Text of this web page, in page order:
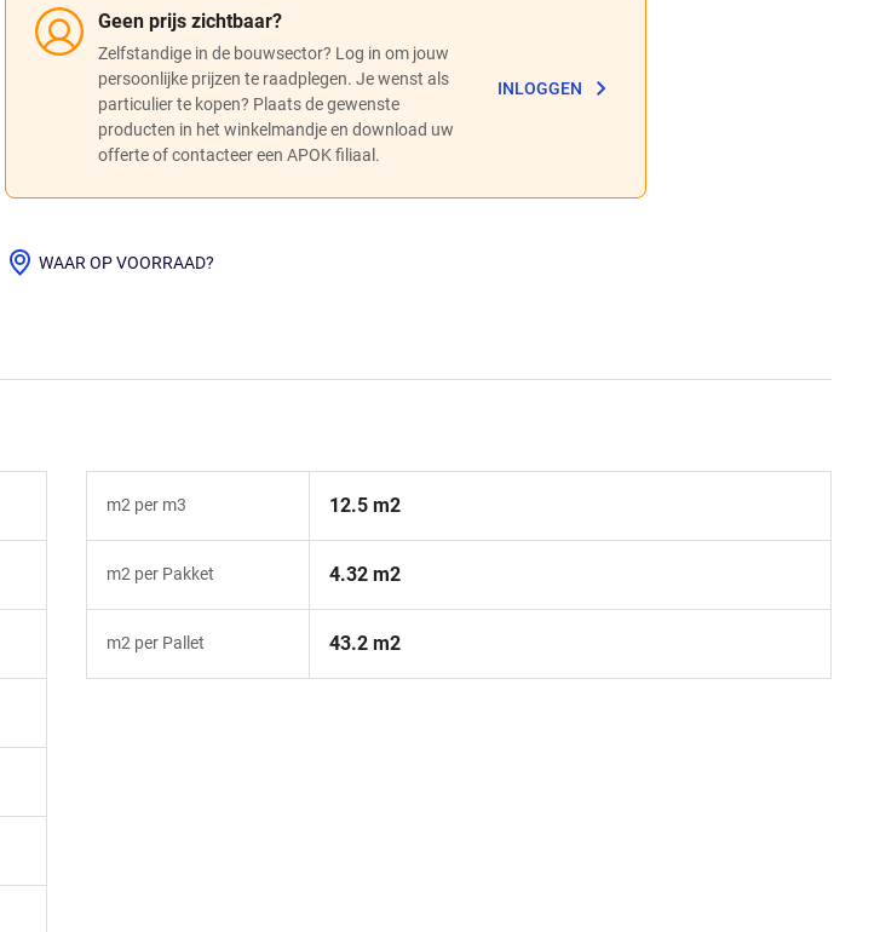
Geen prijs zichtbaar?
Zelfstandige in de bouwsector? Log in om jouw
persoonlijke prijzen te raadplegen. Je wenst als
particulier te kopen? Plaats de gewenste
producten in het winkelmandje en download uw
offerte of contacteer een APOK filiaal.
INLOGGEN
WAAR OP VOORRAAD?
m2 per m3 12.5 m2
m2 per Pakket 4.32 m2
m2 per Pallet 43.2 m2